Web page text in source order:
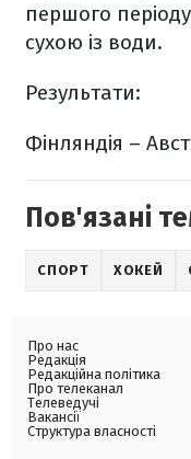
першого
сухою із води.
Результати:
Фінляндія –
Пов'язані
СПОРТ ХОКЕЙ
Про нас
Редакція
Редакційна політика
Про телеканал
Телеведучі
Вакансії
Структура власності